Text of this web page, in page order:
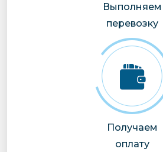
Выполняем
перевозку
Получаем
оплату